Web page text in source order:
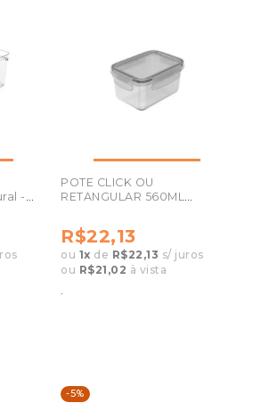
-
POTE CLICK OU
RETANGULAR 560ML
R$22,13
ou 1x de R$22,13 s/ juros
ou R$21,02 à vista
-5%